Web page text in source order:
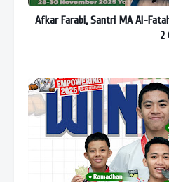
Afkar Farabi, Santri MA Al-
2